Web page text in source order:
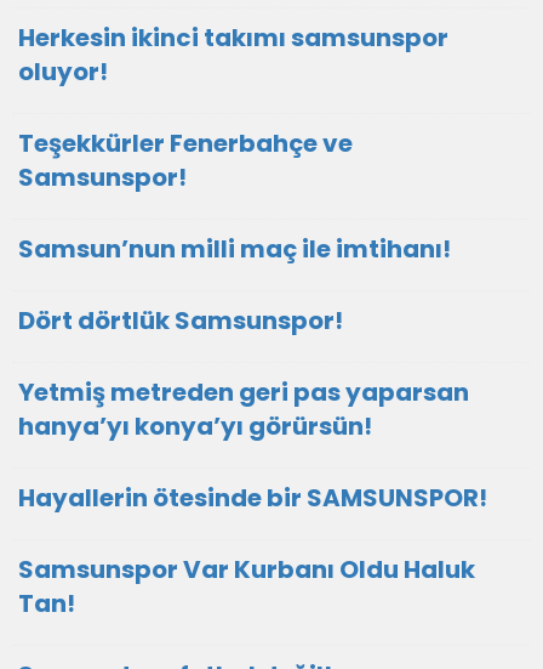
Herkesin ikinci takımı samsunspor
oluyor!
Teşekkürler Fenerbahçe ve
Samsunspor!
Samsun’nun milli maç ile imtihanı!
Dört dörtlük Samsunspor!
Yetmiş metreden geri pas yaparsan
hanya’yı konya’yı görürsün!
Hayallerin ötesinde bir SAMSUNSPOR!
Samsunspor Var Kurbanı Oldu Haluk
Tan!